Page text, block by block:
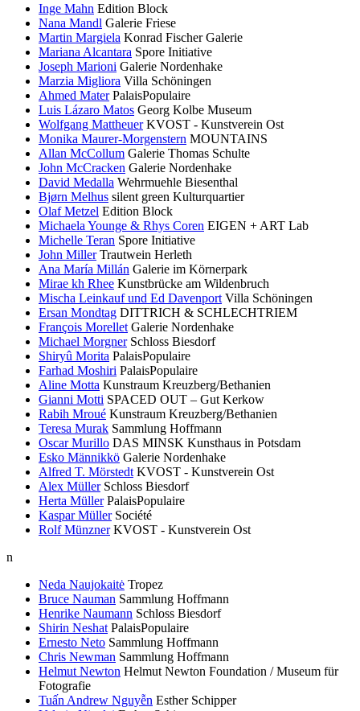
Inge Mahn Edition Block
Nana Mandl Galerie Friese
Martin Margiela Konrad Fischer Galerie
Mariana Alcantara Spore Initiative
Joseph Marioni Galerie Nordenhake
Marzia Migliora Villa Schöningen
Ahmed Mater PalaisPopulaire
Luis Lázaro Matos Georg Kolbe Museum
Wolfgang Mattheuer KVOST - Kunstverein Ost
Monika Maurer-Morgenstern MOUNTAINS
Allan McCollum Galerie Thomas Schulte
John McCracken Galerie Nordenhake
David Medalla Wehrmuehle Biesenthal
Bjørn Melhus silent green Kulturquartier
Olaf Metzel Edition Block
Michaela Younge & Rhys Coren EIGEN + ART Lab
Michelle Teran Spore Initiative
John Miller Trautwein Herleth
Ana María Millán Galerie im Körnerpark
Mirae kh Rhee Kunstbrücke am Wildenbruch
Mischa Leinkauf und Ed Davenport Villa Schöningen
Ersan Mondtag DITTRICH & SCHLECHTRIEM
François Morellet Galerie Nordenhake
Michael Morgner Schloss Biesdorf
Shiryû Morita PalaisPopulaire
Farhad Moshiri PalaisPopulaire
Aline Motta Kunstraum Kreuzberg/Bethanien
Gianni Motti SPACED OUT – Gut Kerkow
Rabih Mroué Kunstraum Kreuzberg/Bethanien
Teresa Murak Sammlung Hoffmann
Oscar Murillo DAS MINSK Kunsthaus in Potsdam
Esko Männikkö Galerie Nordenhake
Alfred T. Mörstedt KVOST - Kunstverein Ost
Alex Müller Schloss Biesdorf
Herta Müller PalaisPopulaire
Kaspar Müller Société
Rolf Münzner KVOST - Kunstverein Ost
n
Neda Naujokaitė Tropez
Bruce Nauman Sammlung Hoffmann
Henrike Naumann Schloss Biesdorf
Shirin Neshat PalaisPopulaire
Ernesto Neto Sammlung Hoffmann
Chris Newman Sammlung Hoffmann
Helmut Newton Helmut Newton Foundation / Museum für
Fotografie
Tuấn Andrew Nguyễn Esther Schipper